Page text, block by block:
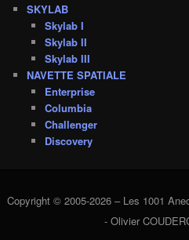
SKYLAB
Skylab I
Skylab II
Skylab III
NAVETTE SPATIALE
Enterprise
Columbia
Challenger
Discovery
Copyright © 2005-2026 – Les 1001
- Olivier